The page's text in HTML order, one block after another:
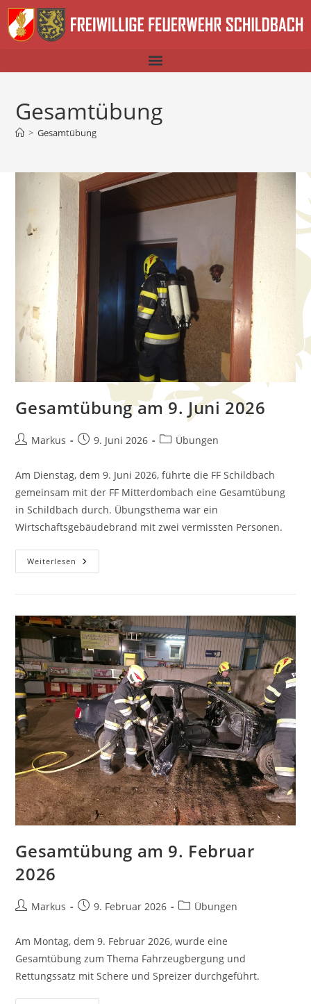
Gesamtübung
> Gesamtübung
Gesamtübung am 9. Juni 2026
Markus 9. Juni 2026 Übungen
Am Dienstag, dem 9. Juni 2026, führte die FF Schildbach
gemeinsam mit der FF Mitterdombach eine Gesamtübung
in Schildbach durch. Übungsthema war ein
Wirtschaftsgebäudebrand mit zwei vermissten Personen.
Weiterlesen
Gesamtübung am 9. Februar
2026
Markus 9. Februar 2026 Übungen
Am Montag, dem 9. Februar 2026, wurde eine
Gesamtübung zum Thema Fahrzeugbergung und
Rettungssatz mit Schere und Spreizer durchgeführt.